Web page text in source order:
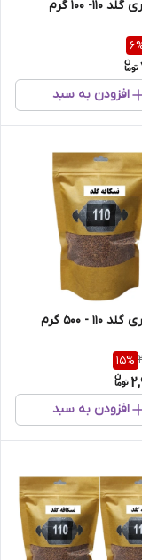
100 گرم
6
افزودن به سبد
- 500 گرم
15%
افزودن به سبد